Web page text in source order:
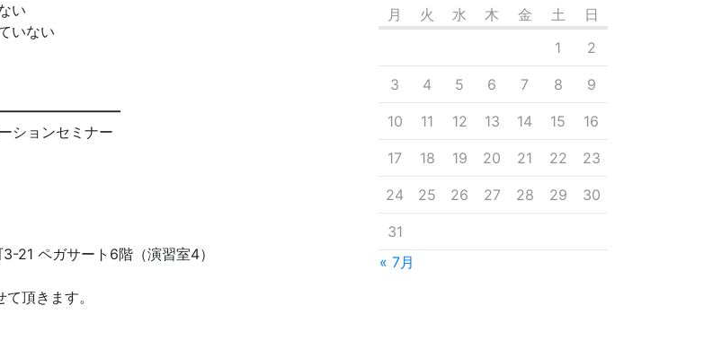
い
いない
ションセミナー
ペガサート6階（演習室4）
頂きます。
月
火 水 木 金 土 日
« 7月
1 2
3 4 5 6 7 8 9
10 11 12 13 14 15 16
17 18 19 20 21 22 23
24 25 26 27 28 29 30
31